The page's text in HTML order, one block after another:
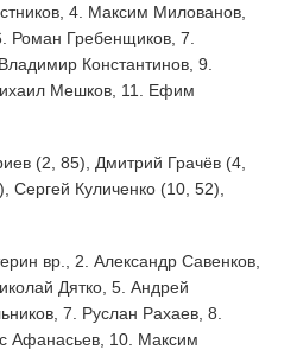
4. Максим Милованов,
Роман Гребенщиков, 7.
Константинов, 9.
Мешков, 11. Ефим
(2, 85), Дмитрий Грачёв (4,
Сергей Куличенко (10, 52),
вр., 2. Александр Савенков,
Дятко, 5. Андрей
7. Руслан Рахаев, 8.
Афанасьев, 10. Максим